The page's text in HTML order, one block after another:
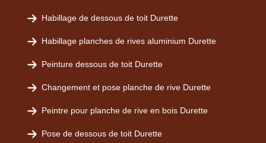
Habillage de dessous de toit Durette
Habillage planches de rives aluminium Durette
Peinture dessous de toit Durette
Changement et pose planche de rive Durette
Peintre pour planche de rive en bois Durette
Pose de dessous de toit Durette